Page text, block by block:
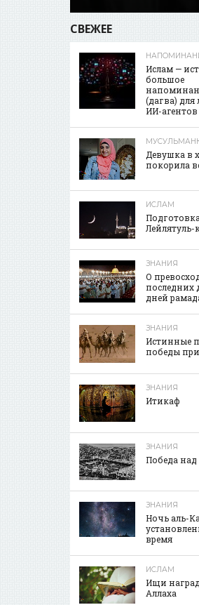
СВЕЖЕЕ
Ислам —
большое
(дагва)
ИИ-агентов
Девушка в
покорила
ИСЛАМ
Лейлятуль-
ЗНАНИЯ
О
последних
дней
ЗНАНИЯ
Истинные
победы при
ЗНАНИЯ
Итикаф
ЗНАНИЯ
Победа
ЗНАНИЯ
Ночь аль-
время
ИСЛАМ
Ищи
Аллаха